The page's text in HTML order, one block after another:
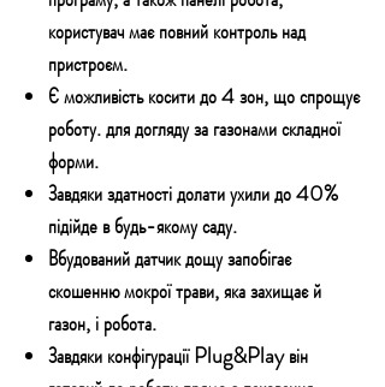
користувач має повний контроль над
пристроєм.
Є можливість косити до 4 зон, що спрощує
роботу. для догляду за газонами складної
форми.
Завдяки здатності долати ухили до 40%
підійде в будь-якому саду.
Вбудований датчик дощу запобігає
скошенню мокрої трави, яка захищає й
газон, і робота.
Завдяки конфігурації Plug&Play він